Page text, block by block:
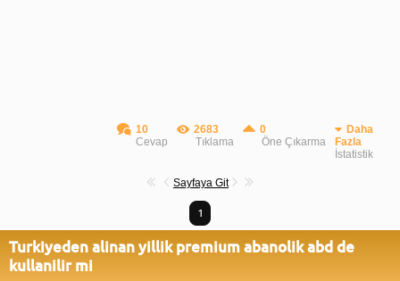
10
Cevap
2683
Tıklama
0
Öne Çıkarma
Daha
Fazla
İstatistik
Sayfaya Git
1
Turkiyeden alinan yillik premium abanolik abd de
kullanilir mi